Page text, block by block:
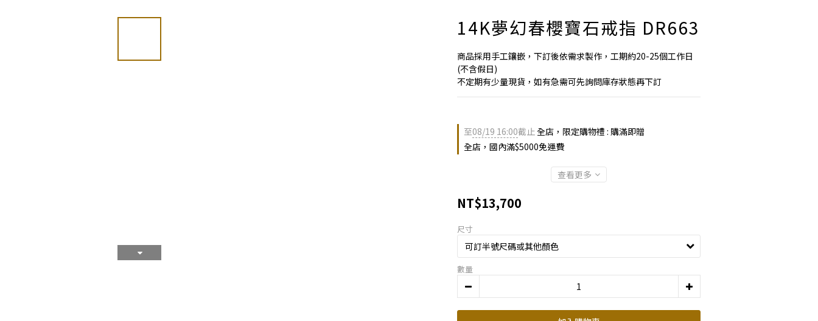
14K夢幻春櫻寶石戒指 DR663
商品採用手工鑲嵌，下訂後依需求製作，工期約20-25個工作日
(不含假日)
不定期有少量現貨，如有急需可先詢問庫存狀態再下訂
至08/19 16:00截止全店，限定購物禮 : 購滿即贈
全店，國內滿$5000免運費
查看更多
NT$13,700
尺寸
數量